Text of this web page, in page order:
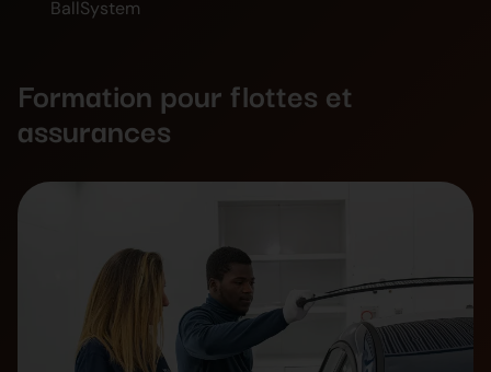
BallSystem
Formation pour flottes et
assurances